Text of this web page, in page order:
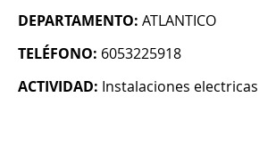
DEPARTAMENTO: ATLANTICO
TELÉFONO: 6053225918
ACTIVIDAD: Instalaciones electricas